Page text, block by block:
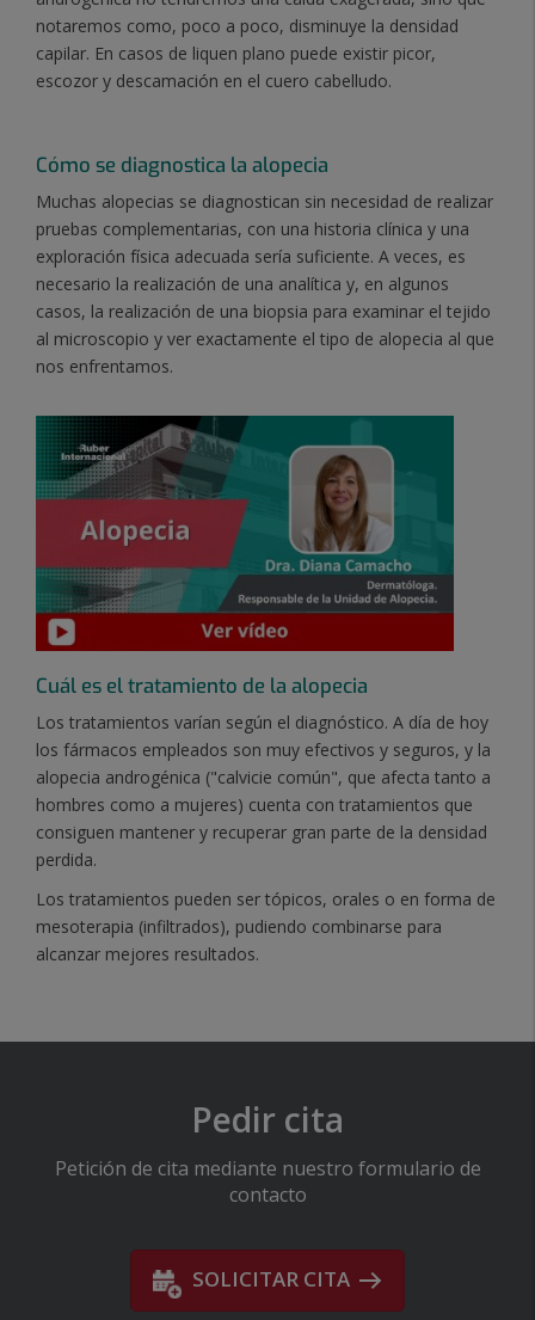
notaremos como, poco a poco, disminuye la densidad
capilar. En casos de liquen plano puede existir picor,
escozor y descamación en el cuero cabelludo.
Cómo se diagnostica la alopecia
Muchas alopecias se diagnostican sin necesidad de realizar
pruebas complementarias, con una historia clínica y una
exploración física adecuada sería suficiente. A veces, es
necesario la realización de una analítica y, en algunos
casos, la realización de una biopsia para examinar el tejido
al microscopio y ver exactamente el tipo de alopecia al que
nos enfrentamos.
Cuál es el tratamiento de la alopecia
Los tratamientos varían según el diagnóstico. A día de hoy
los fármacos empleados son muy efectivos y seguros, y la
alopecia androgénica ("calvicie común", que afecta tanto a
hombres como a mujeres) cuenta con tratamientos que
consiguen mantener y recuperar gran parte de la densidad
perdida.
Los tratamientos pueden ser tópicos, orales o en forma de
mesoterapia (infiltrados), pudiendo combinarse para
alcanzar mejores resultados.
Pedir cita
Petición de cita mediante nuestro formulario de
contacto
SOLICITAR CITA